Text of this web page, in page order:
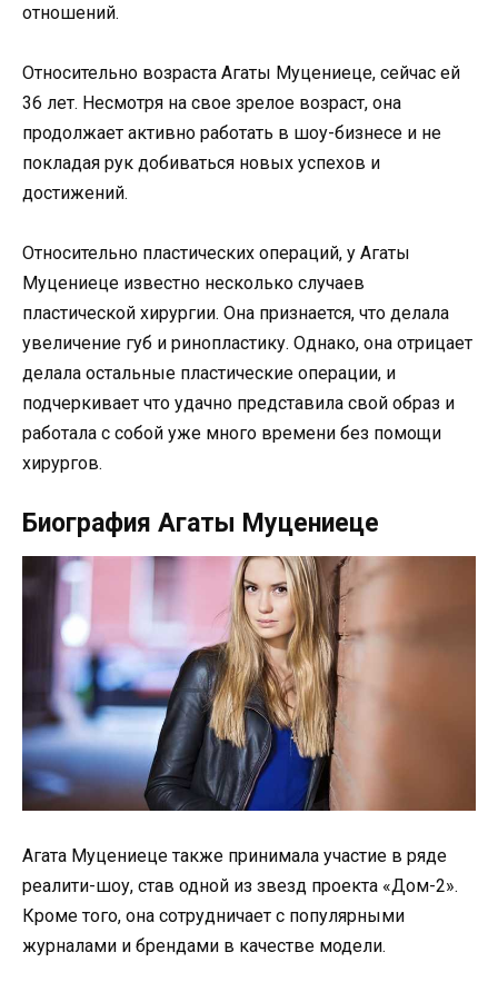
отношений.
Относительно возраста Агаты Муцениеце, сейчас ей
36 лет. Несмотря на свое зрелое возраст, она
продолжает активно работать в шоу-бизнесе и не
покладая рук добиваться новых успехов и
достижений.
Относительно пластических операций, у Агаты
Муцениеце известно несколько случаев
пластической хирургии. Она признается, что делала
увеличение губ и ринопластику. Однако, она отрицает
делала остальные пластические операции, и
подчеркивает что удачно представила свой образ и
работала с собой уже много времени без помощи
хирургов.
Биография Агаты Муцениеце
Агата Муцениеце также принимала участие в ряде
реалити-шоу, став одной из звезд проекта «Дом-2».
Кроме того, она сотрудничает с популярными
журналами и брендами в качестве модели.